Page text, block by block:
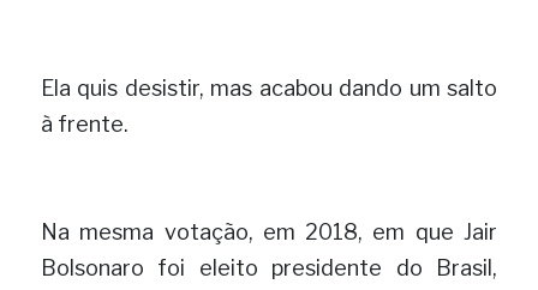
Ela quis desistir, mas acabou dando um salto
à frente.
Na mesma votação, em 2018, em que Jair
Bolsonaro foi eleito presidente do Brasil,